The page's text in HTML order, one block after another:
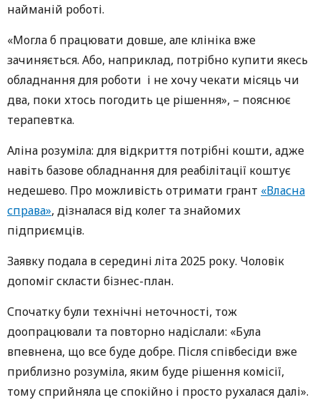
найманій роботі.
«Могла б працювати довше, але клініка вже
зачиняється. Або, наприклад, потрібно купити якесь
обладнання для роботи і не хочу чекати місяць чи
два, поки хтось погодить це рішення», – пояснює
терапевтка.
Алiна розуміла: для відкриття потрібні кошти, адже
навіть базове обладнання для реабілітації коштує
недешево. Про можливість отримати грант «Власна
справа», дізналася від колег та знайомих
підприємців.
Заявку подала в середині літа 2025 року. Чоловік
допоміг скласти бізнес-план.
Спочатку були технічні неточності, тож
доопрацювали та повторно надіслали: «Була
впевнена, що все буде добре. Після співбесіди вже
приблизно розуміла, яким буде рішення комісії,
тому сприйняла це спокійно і просто рухалася далі».